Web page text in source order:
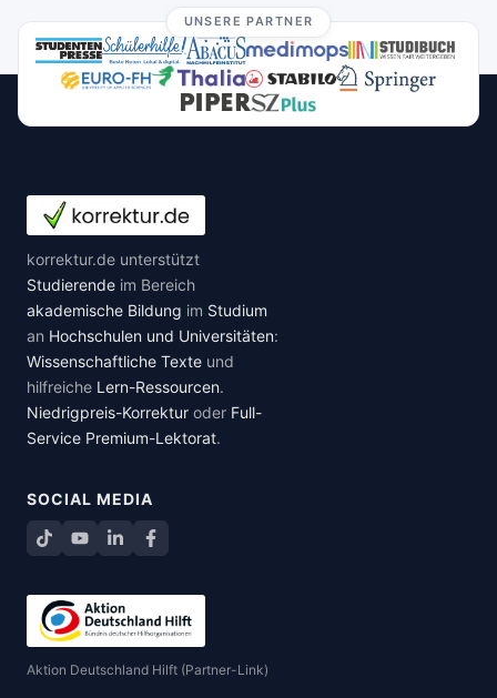
UNSERE PARTNER
korrektur.de unterstützt
Studierende im Bereich
akademische Bildung im Studium
an Hochschulen und Universitäten:
Wissenschaftliche Texte und
hilfreiche Lern-Ressourcen.
Niedrigpreis-Korrektur oder Full-
Service Premium-Lektorat.
SOCIAL MEDIA
TikTokYouTube
LinkedInFacebook teilen
Aktion Deutschland Hilft (Partner-Link)